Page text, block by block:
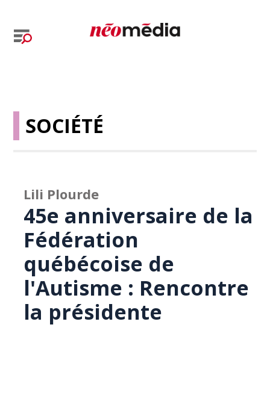
SOCIÉTÉ
Lili Plourde
45e anniversaire de la
Fédération
québécoise de
l'Autisme : Rencontre
la présidente